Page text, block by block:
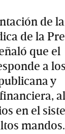
de
de la
que el
a
y
en el
mandos.